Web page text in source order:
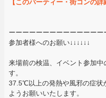
【このパーティー・街コンの詳
ーーーーーーーーーーーーー
参加者様へのお願い↓↓↓↓↓↓
来場前の検温、イベント参加
す。
37.5℃以上の発熱や風邪の症状
ようお願いいたします。